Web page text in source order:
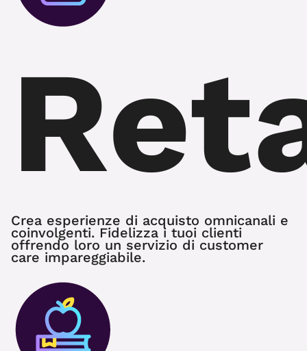
Crea esperienze di acquisto omnicanali e
coinvolgenti. Fidelizza i tuoi clienti
offrendo loro un servizio di customer
care impareggiabile.